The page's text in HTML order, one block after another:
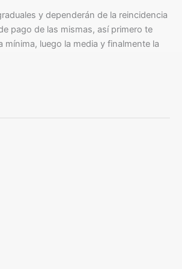
y dependerán de la reincidencia
pago de las mismas, así primero te
mínima, luego la media y finalmente la